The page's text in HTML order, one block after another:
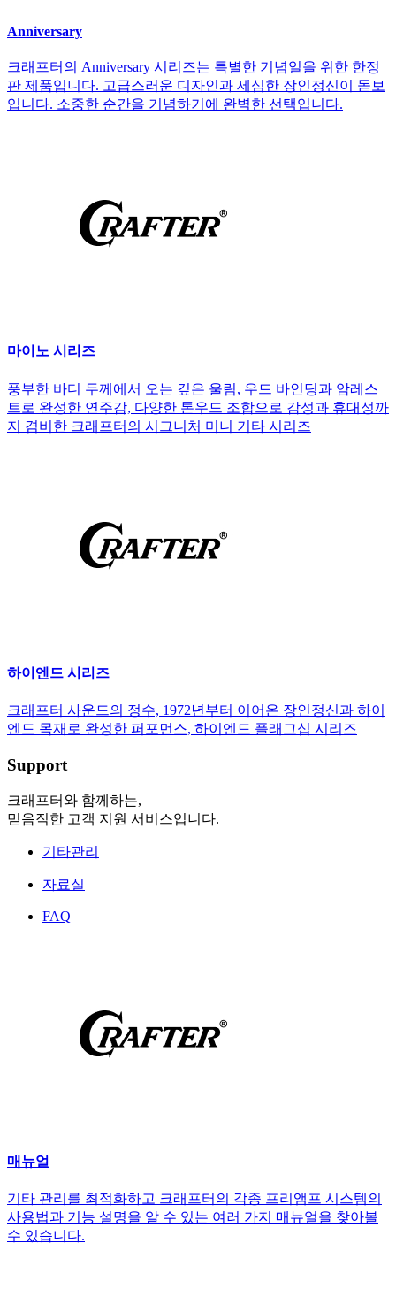
Anniversary
크래프터의 Anniversary 시리즈는 특별한 기념일을 위한 한정
판 제품입니다. 고급스러운 디자인과 세심한 장인정신이 돋보
입니다. 소중한 순간을 기념하기에 완벽한 선택입니다.
마이노 시리즈
풍부한 바디 두께에서 오는 깊은 울림, 우드 바인딩과 암레스
트로 완성한 연주감, 다양한 톤우드 조합으로 감성과 휴대성까
지 겸비한 크래프터의 시그니처 미니 기타 시리즈
하이엔드 시리즈
크래프터 사운드의 정수, 1972년부터 이어온 장인정신과 하이
엔드 목재로 완성한 퍼포먼스, 하이엔드 플래그십 시리즈
Support
크래프터와 함께하는,
믿음직한 고객 지원 서비스입니다.
기타관리
자료실
FAQ
매뉴얼
기타 관리를 최적화하고 크래프터의 각종 프리앰프 시스템의
사용법과 기능 설명을 알 수 있는 여러 가지 매뉴얼을 찾아볼
수 있습니다.